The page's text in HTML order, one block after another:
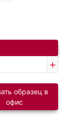
образец в
офис